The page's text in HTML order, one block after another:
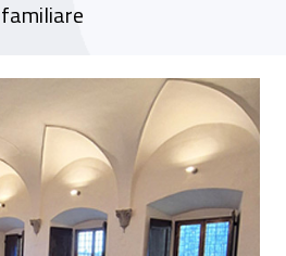
infortuni domestici,